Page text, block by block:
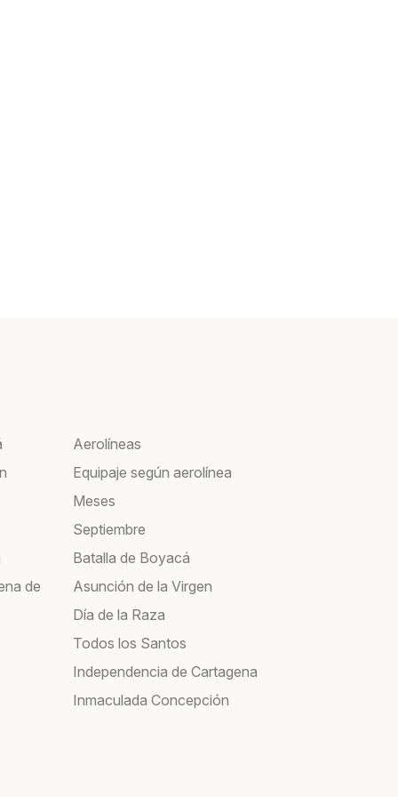
de
Aerolíneas
Equipaje según aerolínea
Meses
Septiembre
Batalla de Boyacá
Asunción de la Virgen
Día de la Raza
Todos los Santos
Independencia de Cartagena
Inmaculada Concepción